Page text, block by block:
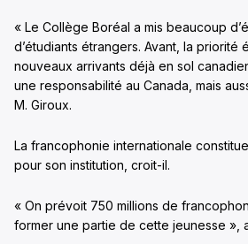
« Le Collège Boréal a mis beaucoup
d’étudiants étrangers. Avant, la priorité
nouveaux arrivants déjà en sol
une responsabilité au Canada, mais
M. Giroux.
La francophonie internationale
pour son institution, croit-il.
« On prévoit 750 millions de
former une partie de cette jeunesse »,